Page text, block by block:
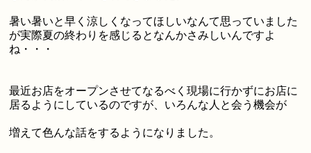
暑い暑いと早く涼しくなってほしいなんて思っていました
が実際夏の終わりを感じるとなんかさみしいんですよ
ね・・・
最近お店をオープンさせてなるべく現場に行かずにお店に
居るようにしているのですが、いろんな人と会う機会が
増えて色んな話をするようになりました。